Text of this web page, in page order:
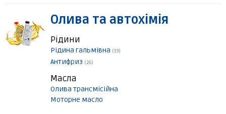
Олива та автохімія
Рідини
Рідина гальмівна (19)
Антифриз (26)
Масла
Олива трансмісійна
Моторне масло